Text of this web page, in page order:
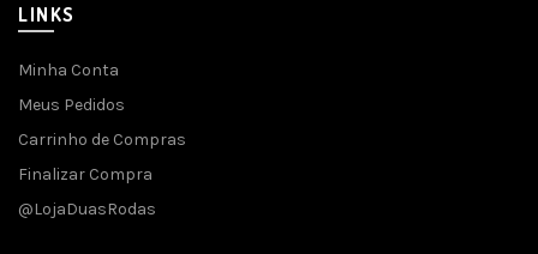
LINKS
Minha Conta
Meus Pedidos
Carrinho de Compras
Finalizar Compra
@LojaDuasRodas